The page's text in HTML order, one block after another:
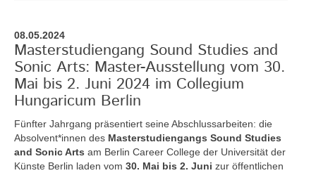
08.05.2024
Masterstudiengang Sound Studies and
Sonic Arts: Master-Ausstellung vom 30.
Mai bis 2. Juni 2024 im Collegium
Hungaricum Berlin
Fünfter Jahrgang präsentiert seine Abschlussarbeiten: die
Absolvent*innen des Masterstudiengangs Sound Studies
and Sonic Arts am Berlin Career College der Universität der
Künste Berlin laden vom 30. Mai bis 2. Juni zur öffentlichen